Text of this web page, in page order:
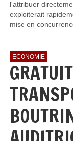
l'attribuer
exploiterait
mise en
ECONOMIE